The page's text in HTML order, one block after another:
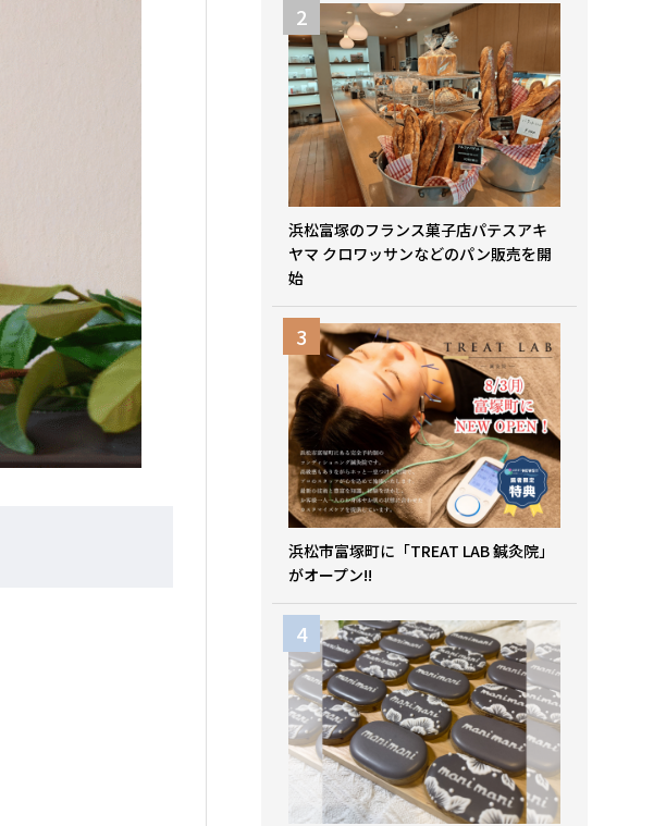
浜松富塚のフランス菓子店パテスアキ
ヤマ クロワッサンなどのパン販売を開
始
浜松市富塚町に「TREAT LAB 鍼灸院」
がオープン!!